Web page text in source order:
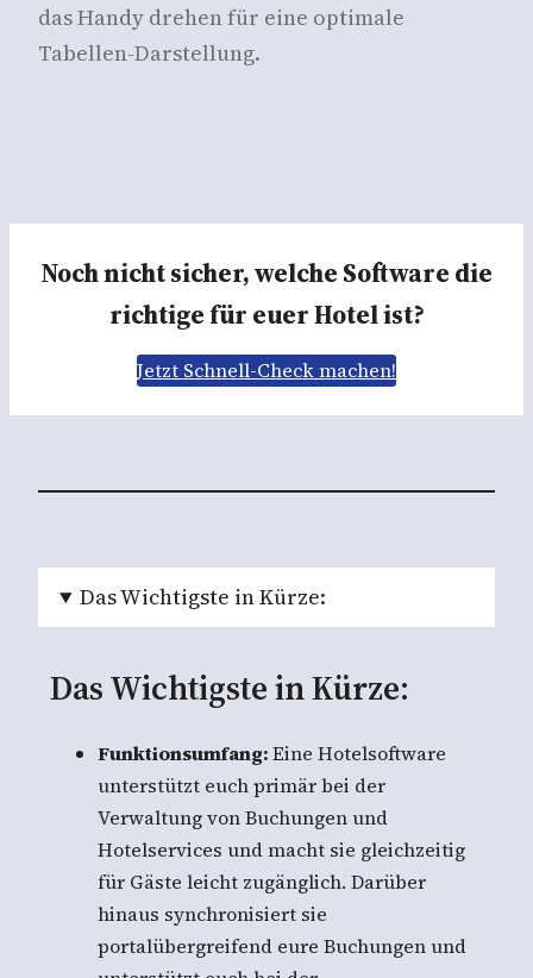
das Handy drehen für eine optimale
Tabellen-Darstellung.
Noch nicht sicher, welche Software die
richtige für euer Hotel ist?
Jetzt Schnell-Check machen!
Das Wichtigste in Kürze:
Das Wichtigste in Kürze:
Funktionsumfang:Eine Hotelsoftware
unterstützt euch primär bei der
Verwaltung von Buchungen und
Hotelservices und macht sie gleichzeitig
für Gäste leicht zugänglich. Darüber
hinaus synchronisiert sie
portalübergreifend eure Buchungen und